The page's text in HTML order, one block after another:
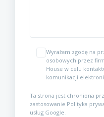
Wyrażam zgodę na
osobowych przez
House w celu
komunikacji
Ta strona jest chroniona
zastosowanie Polityka
usług Google.